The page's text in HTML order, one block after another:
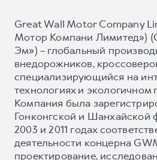
Great Wall Motor Company
Мотор Компани Лимитед»)
Эм») – глобальный
внедорожников,
специализирующийся на
технологиях и экологичном
Компания была
Гонконгской и Шанхайской
2003 и 2011 годах
деятельности концерна
проектирование,